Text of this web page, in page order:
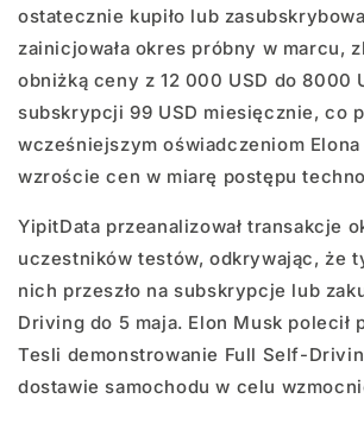
ostatecznie kupiło lub
zainicjowała okres próbny w marcu,
obniżką ceny z 12 000 USD do 8000
subskrypcji 99 USD miesięcznie, co
wcześniejszym oświadczeniom Elona
wzroście cen w miarę postępu
YipitData przeanalizował transakcje
uczestników testów, odkrywając, że
nich przeszło na subskrypcje lub
Driving do 5 maja. Elon Musk polecił
Tesli demonstrowanie Full Self-
dostawie samochodu w celu